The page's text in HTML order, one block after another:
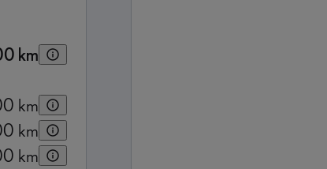
km
km
km
km